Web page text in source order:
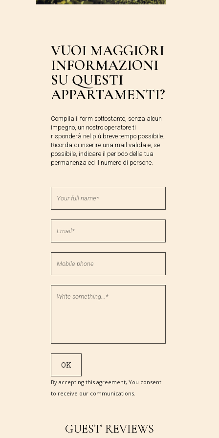
VUOI MAGGIORI
INFORMAZIONI
SU QUESTI
APPARTAMENTI?
Compila il form sottostante, senza alcun
impegno, un nostro operatore ti
risponderà nel più breve tempo possibile.
Ricorda di inserire una mail valida e, se
possibile, indicare il periodo della tua
permanenza ed il numero di persone.
By accepting this agreement, You consent
to receive our communications.
GUEST REVIEWS